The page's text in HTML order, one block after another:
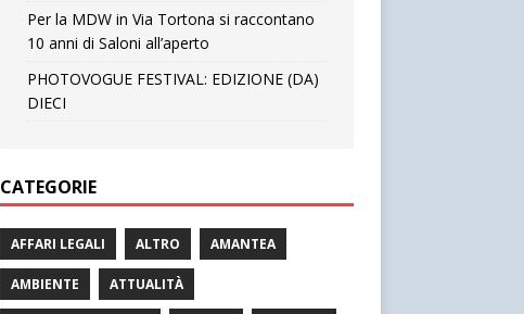
Per la MDW in Via Tortona si raccontano
10 anni di Saloni all’aperto
PHOTOVOGUE FESTIVAL: EDIZIONE (DA)
DIECI
CATEGORIE
AFFARI LEGALI ALTRO AMANTEA
AMBIENTE ATTUALITÀ